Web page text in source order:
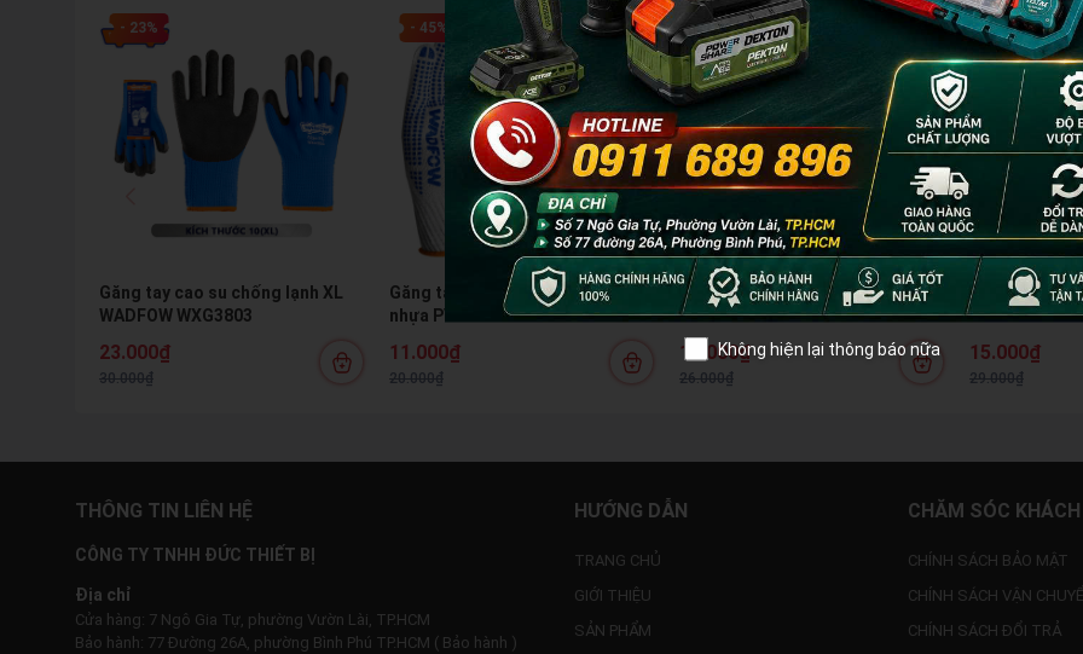
- 23%
Găng tay cao su chống lạnh XL
WADFOW WXG3803
23.000₫
30.000₫
- 45%
Găng tay dệt kim & có đốm chấm
nhựa PVC XL WADFOW WKG1801
11.000₫
20.000₫
- 42%
Găng tay Nitri XL WADFOW
WGV2801
15.000₫
26.000₫
- 48%
Găng tay phủ
WPG1801
15.000₫
29.000₫
THÔNG TIN LIÊN HỆ
CÔNG TY TNHH ĐỨC THIẾT BỊ
Địa chỉ
Cửa hàng: 7 Ngô Gia Tự, phường Vườn Lài, TP.HCM
Bảo hành: 77 Đường 26A, phường Bình Phú TP.HCM ( Bảo hành )
HƯỚNG DẪN
TRANG CHỦ
GIỚI THIỆU
SẢN PHẨM
CHĂM SÓC
CHÍNH SÁCH BẢO MẬT
CHÍNH SÁCH VẬN
CHÍNH SÁCH ĐỔI TRẢ
Không hiện lại thông báo nữa